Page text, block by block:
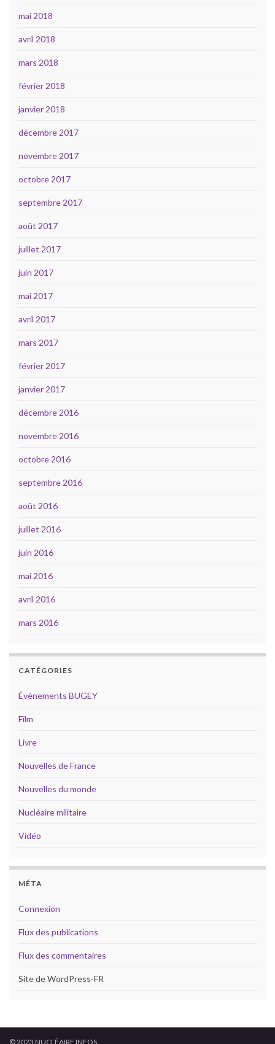
mai 2018
avril 2018
mars 2018
février 2018
janvier 2018
décembre 2017
novembre 2017
octobre 2017
septembre 2017
août 2017
juillet 2017
juin 2017
mai 2017
avril 2017
mars 2017
février 2017
janvier 2017
décembre 2016
novembre 2016
octobre 2016
septembre 2016
août 2016
juillet 2016
juin 2016
mai 2016
avril 2016
mars 2016
CATÉGORIES
Évènements BUGEY
Film
Livre
Nouvelles de France
Nouvelles du monde
Nucléaire militaire
Vidéo
MÉTA
Connexion
Flux des publications
Flux des commentaires
Site de WordPress-FR
© 2023 NUCLÉAIRE INFOS.